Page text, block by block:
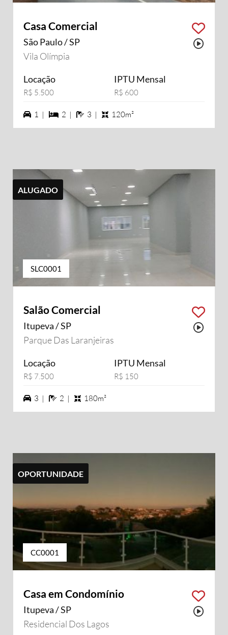
Casa Comercial
São Paulo / SP
Vila Olímpia
Locação
R$ 5.500
IPTU Mensal
R$ 600
1 vagas na garagem
1 | 2 dormiórios
2 | 3 banheiros
3 | 120m²
ALUGADO
SLC0001
Salão Comercial
Itupeva / SP
Parque Das Laranjeiras
Locação
R$ 7.500
IPTU Mensal
R$ 150
3 vagas na garagem
3 | 2 banheiros
2 | 180m²
OPORTUNIDADE
CC0001
Casa em Condomínio
Itupeva / SP
Residencial Dos Lagos